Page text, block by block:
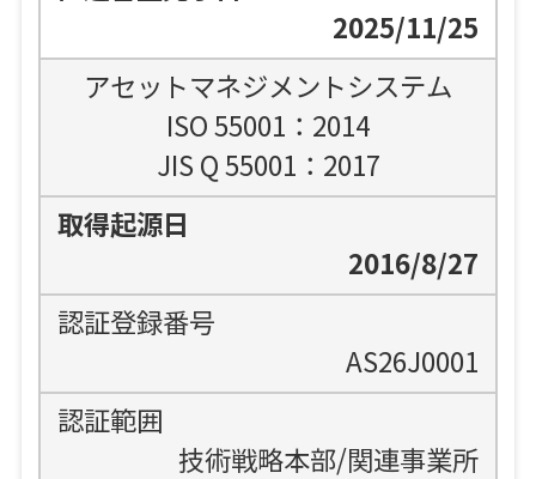
2025/11/25
アセットマネジメントシステム
ISO 55001：2014
JIS Q 55001：2017
2016/8/27
AS26J0001
技術戦略本部/関連事業所